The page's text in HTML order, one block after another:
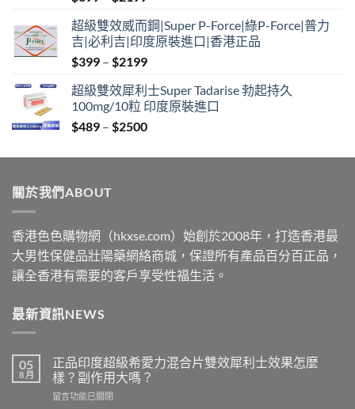
$399
through
$2199
超級雙效威而鋼|Super P-Force|綠P-Force|普力
吉|必利吉|印度原裝進口|香港正品
$399 – $2199Price
$399
through
$2199
超級雙效犀利士Super Tadarise 勃起持久
100mg/10粒 印度原裝進口
$489 – $2500Price
$489
關於我們ABOUT
香港色色購物網（hkxse.com）始創於2008年，打造香港最
大男性保健品壯陽藥網絡商城，保證所有產品百分百正品，
讓全香港有需要的客戶享受性福生活。
最新資訊NEWS
05
8 月
正品印度超級希愛力混合片雙效犀利士效果怎麼
樣？副作用大嗎？
在
留言功能已關閉